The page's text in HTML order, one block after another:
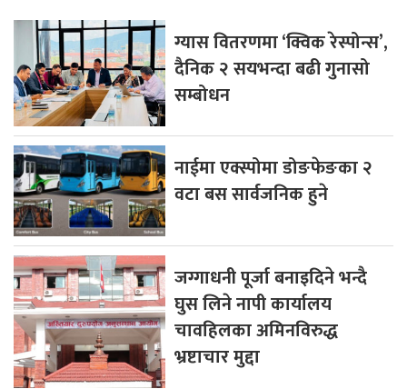
ग्यास वितरणमा ‘क्विक रेस्पोन्स’,
दैनिक २ सयभन्दा बढी गुनासो
सम्बोधन
नाईमा एक्स्पोमा डोङफेङका २
वटा बस सार्वजनिक हुने
जग्गाधनी पूर्जा बनाइदिने भन्दै
घुस लिने नापी कार्यालय
चावहिलका अमिनविरुद्ध
भ्रष्टाचार मुद्दा